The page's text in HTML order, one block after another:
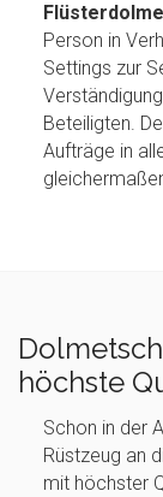
Person in
Settings zur
Beteiligten.
Aufträge in
höchste
Schon in der
Rüstzeug an
mit höchster